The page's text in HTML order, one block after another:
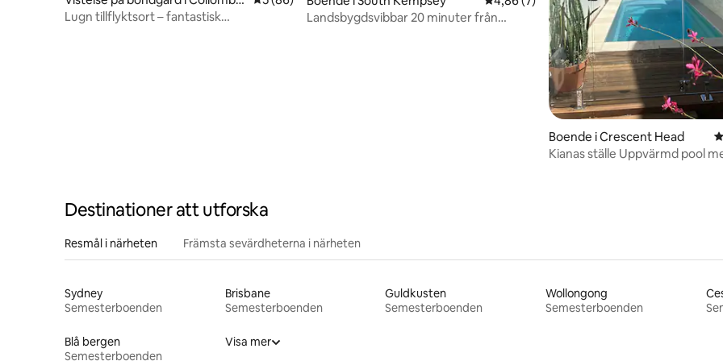
tti
Lugn tillflyktsort – fantastisk
Landsbygdsvibbar 20 minuter från
Boende i Crescent Head
Kianas ställe Uppvärmd pool med utsikt,
Destinationer att utforska
Resmål i närheten Främsta sevärdheterna i närheten
Sydney
Semesterboenden
Brisbane
Semesterboenden
Guldkusten
Semesterboenden
Wollongong
Semesterboenden
Blå bergen
Semesterboenden
Visa mer